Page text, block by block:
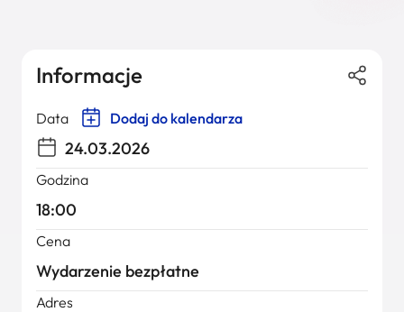
Informacje
Data Dodaj do kalendarza
24.03.2026
Godzina
18:00
Cena
Wydarzenie bezpłatne
Adres